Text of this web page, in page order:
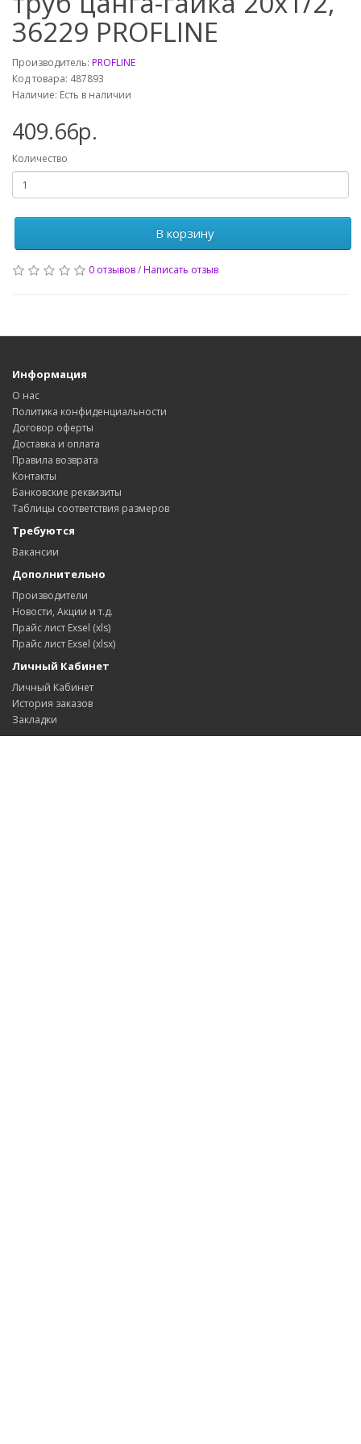
36229 PROFLINE
Производитель: PROFLINE
Код товара: 487893
Наличие: Есть в наличии
409.66р.
Количество
В корзину
0 отзывов/Написать отзыв
Информация
О нас
Политика конфиденциальности
Договор оферты
Доставка и оплата
Правила возврата
Контакты
Банковские реквизиты
Таблицы соответствия размеров
Требуются
Вакансии
Дополнительно
Производители
Новости, Акции и т.д.
Прайс лист Exsel (xls)
Прайс лист Exsel (xlsx)
Личный Кабинет
Личный Кабинет
История заказов
Закладки